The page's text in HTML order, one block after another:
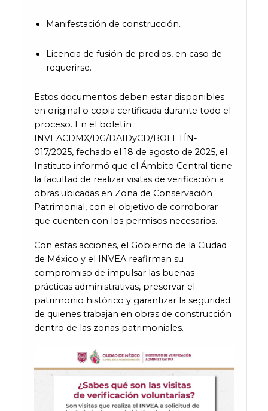
Manifestación de construcción.
Licencia de fusión de predios, en caso de
requerirse.
Estos documentos deben estar disponibles
en original o copia certificada durante todo el
proceso. En el boletín
INVEACDMX/DG/DAIDyCD/BOLETÍN-
017/2025, fechado el 18 de agosto de 2025, el
Instituto informó que el Ámbito Central tiene
la facultad de realizar visitas de verificación a
obras ubicadas en Zona de Conservación
Patrimonial, con el objetivo de corroborar
que cuenten con los permisos necesarios.
Con estas acciones, el Gobierno de la Ciudad
de México y el INVEA reafirman su
compromiso de impulsar las buenas
prácticas administrativas, preservar el
patrimonio histórico y garantizar la seguridad
de quienes trabajan en obras de construcción
dentro de las zonas patrimoniales.